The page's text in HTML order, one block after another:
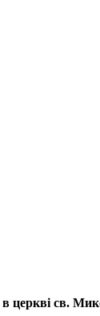
в церкві св.